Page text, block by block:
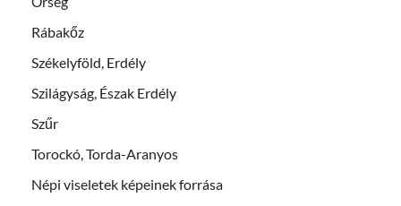
Rábakőz
Székelyföld, Erdély
Szilágyság, Észak Erdély
Szűr
Torockó, Torda-Aranyos
Népi viseletek képeinek forrása